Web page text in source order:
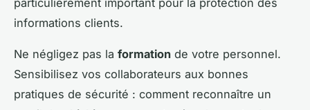
informations clients.
Ne négligez pas la formation de votre personnel.
Sensibilisez vos collaborateurs aux bonnes
pratiques de sécurité : comment reconnaître un